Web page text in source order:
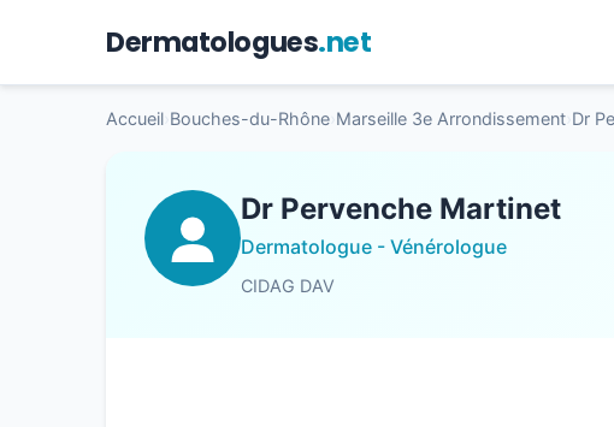
Dermatologues.net
Accueil Bouches-du-Rhône Marseille 3e Arrondissement Dr
Dr Pervenche Martinet
Dermatologue - Vénérologue
CIDAG DAV